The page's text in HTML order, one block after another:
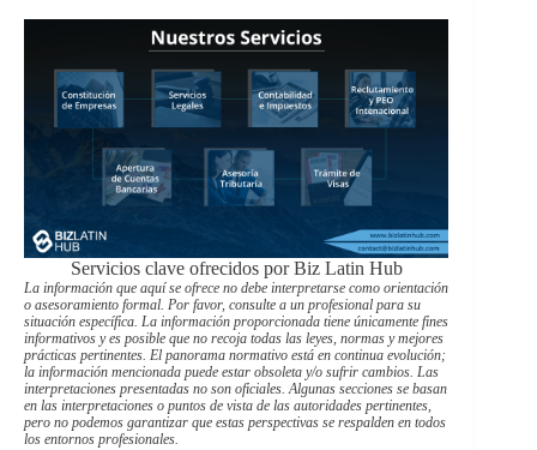
Servicios clave ofrecidos por Biz Latin Hub
La información que aquí se ofrece no debe interpretarse como orientación
o asesoramiento formal. Por favor, consulte a un profesional para su
situación específica. La información proporcionada tiene únicamente fines
informativos y es posible que no recoja todas las leyes, normas y mejores
prácticas pertinentes. El panorama normativo está en continua evolución;
la información mencionada puede estar obsoleta y/o sufrir cambios. Las
interpretaciones presentadas no son oficiales. Algunas secciones se basan
en las interpretaciones o puntos de vista de las autoridades pertinentes,
pero no podemos garantizar que estas perspectivas se respalden en todos
los entornos profesionales.